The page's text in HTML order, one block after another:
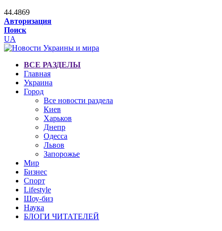
44.4869
Авторизация
Поиск
UA
ВСЕ РАЗДЕЛЫ
Главная
Украина
Город
Все новости раздела
Киев
Харьков
Днепр
Одесса
Львов
Запорожье
Мир
Бизнес
Спорт
Lifestyle
Шоу-биз
Наука
БЛОГИ ЧИТАТЕЛЕЙ